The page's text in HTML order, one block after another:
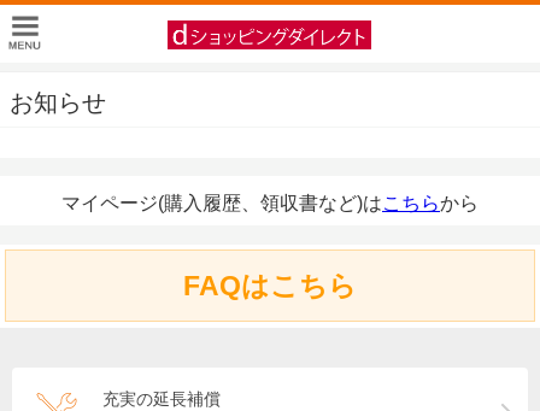
お知らせ
マイページ(購入履歴、領収書など)はこちらから
FAQはこちら
充実の延長補償